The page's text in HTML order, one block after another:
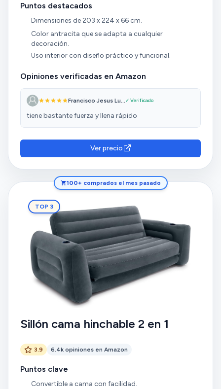
Puntos destacados
Dimensiones de 203 x 224 x 66 cm.
Color antracita que se adapta a cualquier
decoración.
Uso interior con diseño práctico y funcional.
Opiniones verificadas en Amazon
Francisco Jesus Lu...✓ Verificado
tiene bastante fuerza y llena rápido
Ver precio
100+ comprados el mes pasado
TOP 3
Sillón cama hinchable 2 en 1
3.9 6.4k opiniones en Amazon
Puntos clave
Convertible a cama con facilidad.